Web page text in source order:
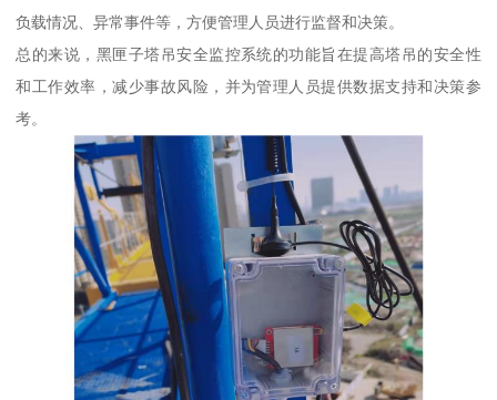
负载情况、异常事件等，方便管理人员进行监督和决策。
总的来说，黑匣子塔吊安全监控系统的功能旨在提高塔吊的安全性
和工作效率，减少事故风险，并为管理人员提供数据支持和决策参
考。